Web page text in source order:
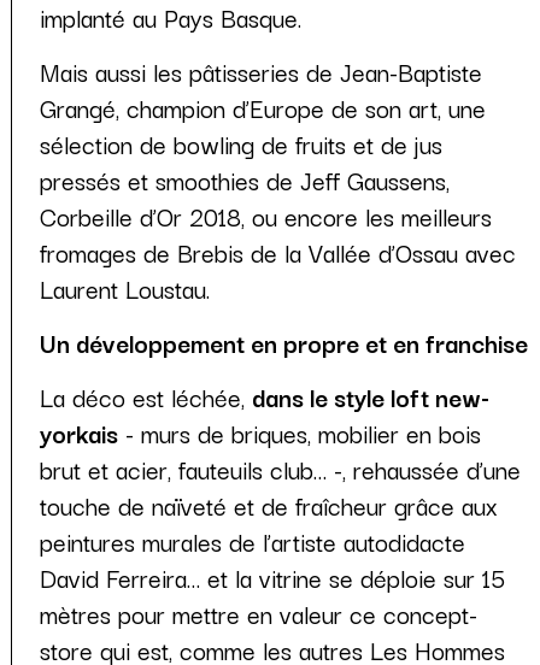
implanté au Pays Basque.
Mais aussi les pâtisseries de Jean-Baptiste
Grangé, champion d’Europe de son art, une
sélection de bowling de fruits et de jus
pressés et smoothies de Jeff Gaussens,
Corbeille d’Or 2018, ou encore les meilleurs
fromages de Brebis de la Vallée d’Ossau avec
Laurent Loustau.
Un développement en propre et en franchise
La déco est léchée, dans le style loft new-
yorkais - murs de briques, mobilier en bois
brut et acier, fauteuils club… -, rehaussée d’une
touche de naïveté et de fraîcheur grâce aux
peintures murales de l’artiste autodidacte
David Ferreira… et la vitrine se déploie sur 15
mètres pour mettre en valeur ce concept-
store qui est, comme les autres Les Hommes